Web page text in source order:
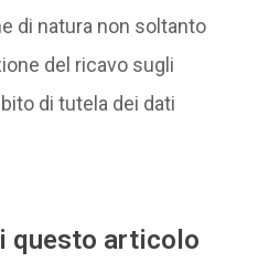
di natura non soltanto
del ricavo sugli
di tutela dei dati
questo articolo